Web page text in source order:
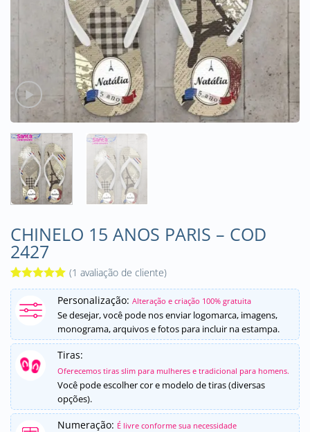
CHINELO 15 ANOS PARIS – COD
2427
Avaliado
como
de
5, com
baseado em
1
avaliação
de cliente
(1 avaliação de cliente)
Personalização: Alteração e criação 100% gratuita
Se desejar, você pode nos enviar logomarca, imagens,
monograma, arquivos e fotos para incluir na estampa.
Tiras:
Oferecemos tiras slim para mulheres e tradicional para homens.
Você pode escolher cor e modelo de tiras (diversas
opções).
Numeração: É livre conforme sua necessidade